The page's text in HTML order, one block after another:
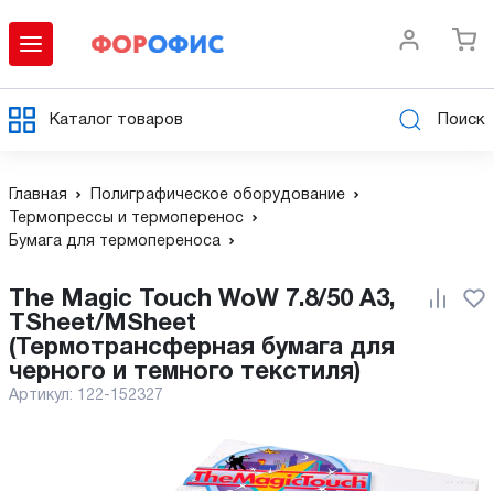
Каталог товаров Поиск
Главная
Полиграфическое оборудование
Термопрессы и термоперенос
Бумага для термопереноса
TSheet/MSheet
(Термотрансферная бумага для
черного и темного текстиля)
Артикул: 122-152327